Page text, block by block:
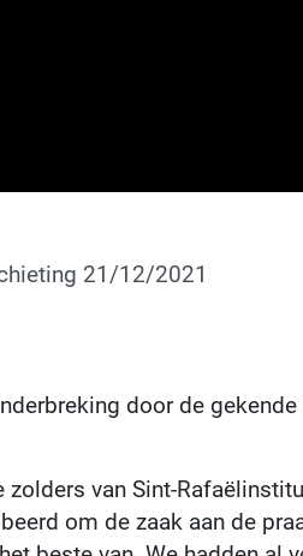
21/12/2021
door de
van Sint-
om de zaak aan de